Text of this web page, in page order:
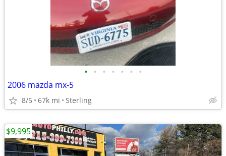
• • • • • • •
2006 mazda mx-5
8/5 67k mi Sterling
$9,995